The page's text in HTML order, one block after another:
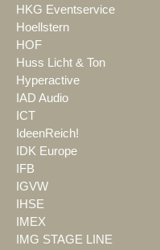
HKG Eventservice
Hoellstern
HOF
Huss Licht & Ton
Hyperactive
IAD Audio
ICT
IdeenReich!
IDK Europe
IFB
IGVW
IHSE
IMEX
IMG STAGE LINE